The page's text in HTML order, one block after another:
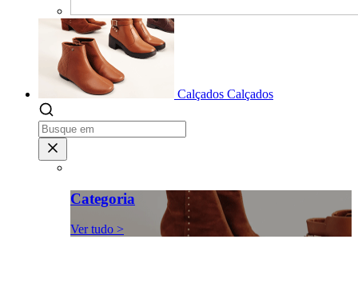
Calçados Calçados
Categoria
Ver tudo >